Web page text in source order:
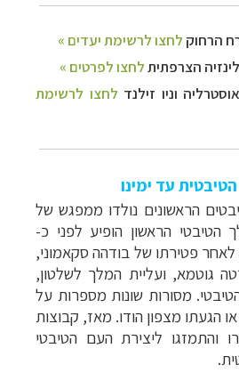
עד ימינו
הראשונים נולדו ממפגש של
הטיבטי הראשון הופיע לפני כ-
לאחר פטירתו של בודהה סקאמוני,
גוטמא, ועליית המלך לשלטון,
. מסורות שונות מספרות על
או הגעתו מצפון הודו. מאז, קבוצות
והתמזגו ליצירת העם הטיבטי
.